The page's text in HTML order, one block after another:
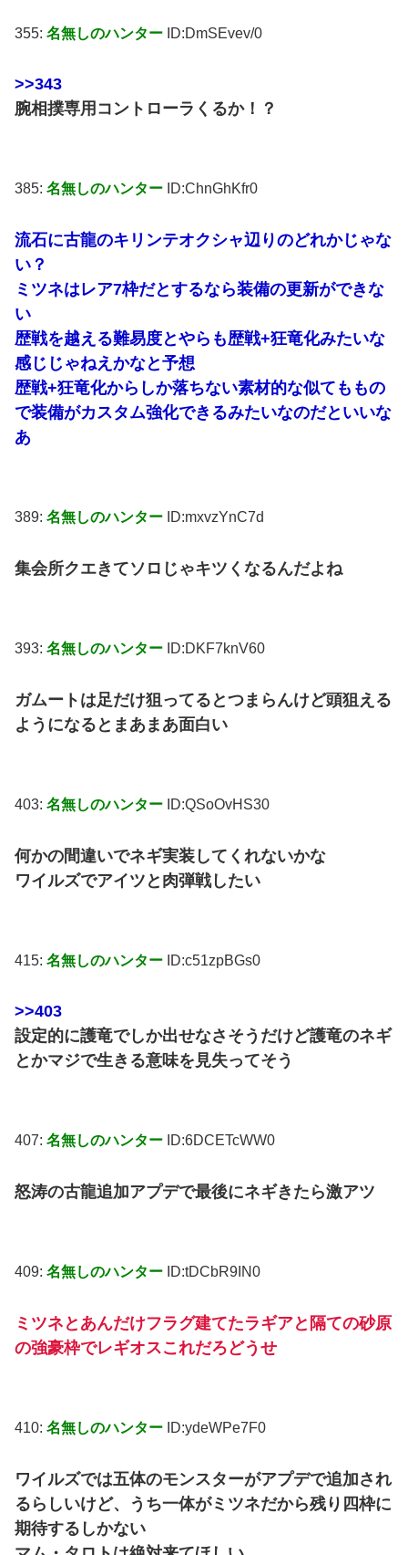
355: 名無しのハンター ID:DmSEvev/0
>>343
腕相撲専用コントローラくるか！？
385: 名無しのハンター ID:ChnGhKfr0
流石に古龍のキリンテオクシャ辺りのどれかじゃな
い？
ミツネはレア7枠だとするなら装備の更新ができな
い
歴戦を越える難易度とやらも歴戦+狂竜化みたいな
感じじゃねえかなと予想
歴戦+狂竜化からしか落ちない素材的な似てももの
で装備がカスタム強化できるみたいなのだといいな
あ
389: 名無しのハンター ID:mxvzYnC7d
集会所クエきてソロじゃキツくなるんだよね
393: 名無しのハンター ID:DKF7knV60
ガムートは足だけ狙ってるとつまらんけど頭狙える
ようになるとまあまあ面白い
403: 名無しのハンター ID:QSoOvHS30
何かの間違いでネギ実装してくれないかな
ワイルズでアイツと肉弾戦したい
415: 名無しのハンター ID:c51zpBGs0
>>403
設定的に護竜でしか出せなさそうだけど護竜のネギ
とかマジで生きる意味を見失ってそう
407: 名無しのハンター ID:6DCETcWW0
怒涛の古龍追加アプデで最後にネギきたら激アツ
409: 名無しのハンター ID:tDCbR9IN0
ミツネとあんだけフラグ建てたラギアと隔ての砂原
の強豪枠でレギオスこれだろどうせ
410: 名無しのハンター ID:ydeWPe7F0
ワイルズでは五体のモンスターがアプデで追加され
るらしいけど、うち一体がミツネだから残り四枠に
期待するしかない